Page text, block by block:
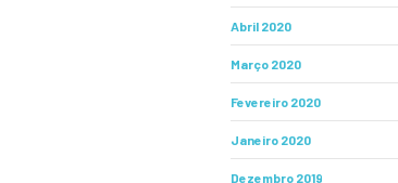
Abril 2020
Março 2020
Fevereiro 2020
Janeiro 2020
Dezembro 2019